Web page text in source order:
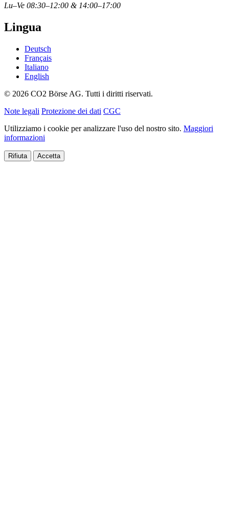
Lu–Ve 08:30–12:00 & 14:00–17:00
Lingua
Deutsch
Français
Italiano
English
© 2026 CO2 Börse AG. Tutti i diritti riservati.
Note legali Protezione dei dati CGC
Utilizziamo i cookie per analizzare l'uso del nostro sito. Maggiori
informazioni
Rifiuta Accetta